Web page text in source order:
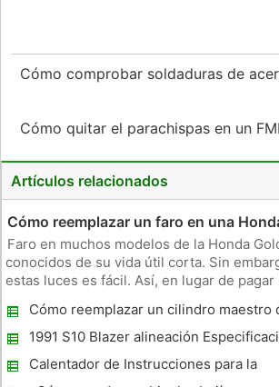
Cómo comprobar soldaduras de
Cómo quitar el parachispas en un
Artículos relacionados
Cómo reemplazar un faro en una
Faro en muchos modelos de la Honda
conocidos de su vida útil corta. Sin
estas luces es fácil. Así, en lugar de pagar
usted mismo. Cosas que necesitará faros
el mo
Cómo reemplazar un cilindro maestro
embrague en 1994 F150
1991 S10 Blazer alineación
Calentador de Instrucciones para la